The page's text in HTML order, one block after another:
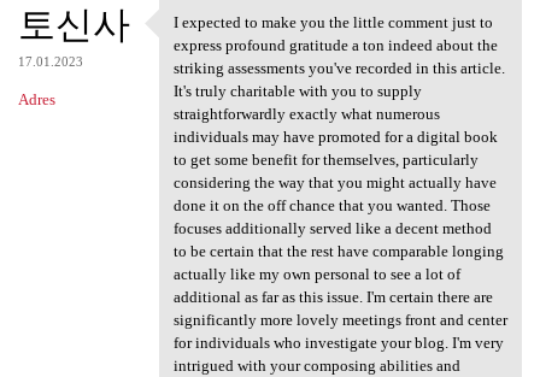
토신사
17.01.2023
Adres
I expected to make you the
I expected to make you the little comment just to
express profound gratitude a ton indeed about the
striking assessments you've recorded in this article.
It's truly charitable with you to supply
straightforwardly exactly what numerous
individuals may have promoted for a digital book
to get some benefit for themselves, particularly
considering the way that you might actually have
done it on the off chance that you wanted. Those
focuses additionally served like a decent method
to be certain that the rest have comparable longing
actually like my own personal to see a lot of
additional as far as this issue. I'm certain there are
significantly more lovely meetings front and center
for individuals who investigate your blog. I'm very
intrigued with your composing abilities and